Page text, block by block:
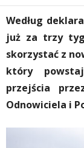
Według
już za trzy
skorzystać z
który
przejścia
Odnowiciela i